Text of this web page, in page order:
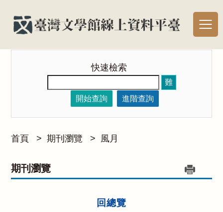
快速檢索
難
開始查詢
進階查詢
首頁 > 期刊瀏覽 > 風月
期刊瀏覽
回總覽